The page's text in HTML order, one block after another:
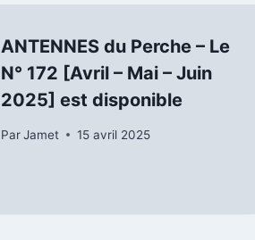
ANTENNES du Perche – Le
N° 172 [Avril – Mai – Juin
2025] est disponible
ParJamet 15 avril 2025